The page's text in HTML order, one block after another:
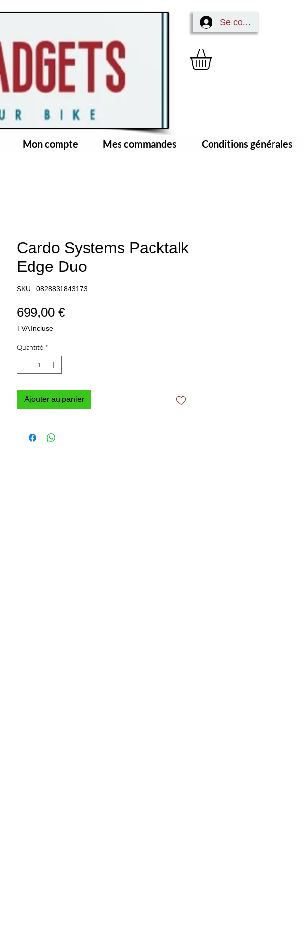
Se connecter
Mon compte Mes commandes Conditions générales
Cardo Systems Packtalk
Edge Duo
SKU : 0828831843173
699,00 €Prix
TVA Incluse
Quantité *
Ajouter au panier